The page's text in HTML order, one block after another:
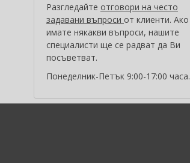
Разгледайте отговори на често
задавани въпроси от клиенти. Ако
имате някакви въпроси, нашите
специалисти ще се радват да Ви
посъветват.
Понеделник-Петък 9:00-17:00 часа.